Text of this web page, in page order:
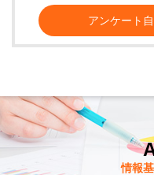
アンケート
情報